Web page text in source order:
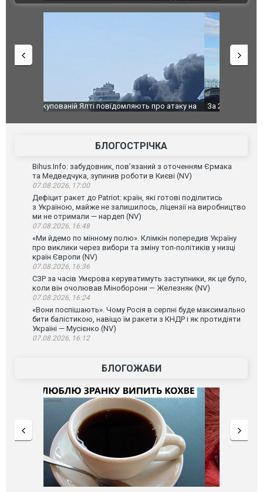
За 2000 кілометрів від кордону з Україною: в
склад Wildberries. ФОТО. ВІДЕО
В
БЛОГОСТРІЧКА
Bihus.Info: забудовник, пов’язаний з оточенням Єрмака
та Медведчука, зупинив роботи в Києві (NV)
07.08.2026, 17:00
Дефіцит ракет до Patriot: країн, які готові поділитись
з Україною, майже не залишилось, ліцензії на виробництво
ми не отримали — нардеп (NV)
07.08.2026, 16:48
«Ми йдемо по мінному полю». Клімкін попередив Україну
про виклики через вибори та зміну топ-політиків у низці
країн Європи (NV)
07.08.2026, 16:36
СЗР за часів Умєрова керуватимуть заступники, як це було,
коли він очолював Міноборони — Железняк (NV)
07.08.2026, 16:24
«Вони поспішають». Чому Росія в серпні буде максимально
бити балістикою, навіщо їм ракети з КНДР і як протидіяти
Україні — Мусієнко (NV)
07.08.2026, 16:12
БЛОГОЖАБИ